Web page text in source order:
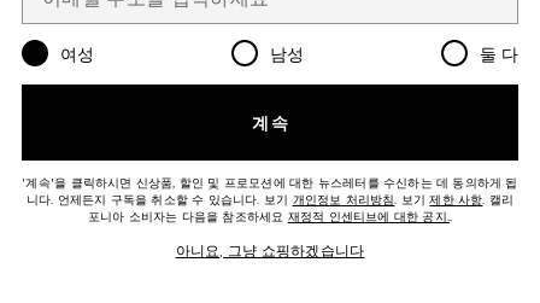
Sweet Spot Glossy Lip Stain
Pepper Pout
여성 남성 둘 다
계속
'계속'을 클릭하시면 신상품, 할인 및 프로모션에 대한 뉴스레터를 수신하는 데 동의하게 됩
니다. 언제든지 구독을 취소할 수 있습니다. 보기 개인정보 처리방침. 보기제한 사항. 캘리
포니아 소비자는 다음을 참조하세요 재정적 인센티브에 대한 공지..
아니요, 그냥 쇼핑하겠습니다